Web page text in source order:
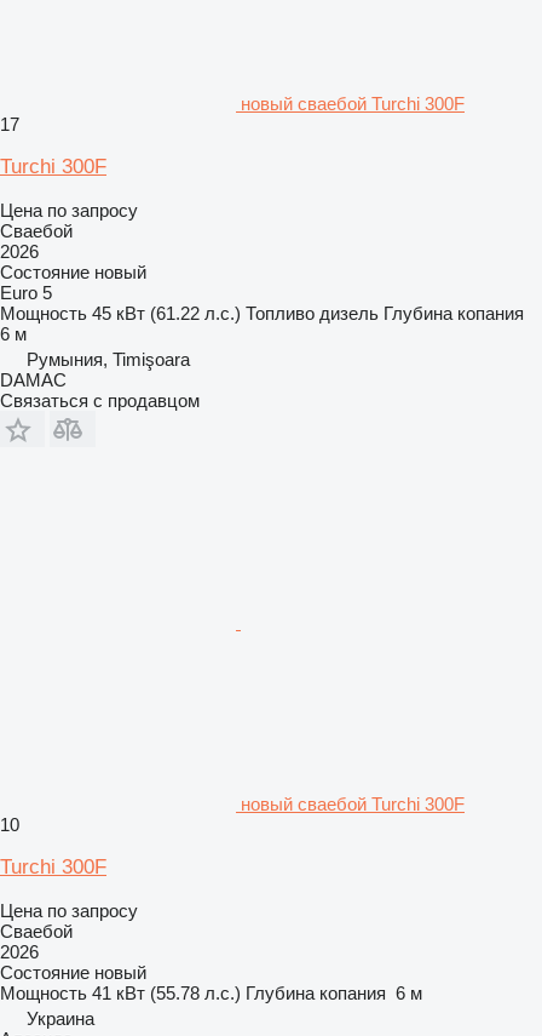
новый сваебой Turchi 300F
17
Turchi 300F
Цена по запросу
Сваебой
2026
Состояние новый
Euro 5
Мощность 45 кВт (61.22 л.с.) Топливо дизель Глубина копания
6 м
Румыния, Timişoara
DAMAC
Связаться с продавцом
новый сваебой Turchi 300F
10
Turchi 300F
Цена по запросу
Сваебой
2026
Состояние новый
Мощность 41 кВт (55.78 л.с.) Глубина копания 6 м
Украина